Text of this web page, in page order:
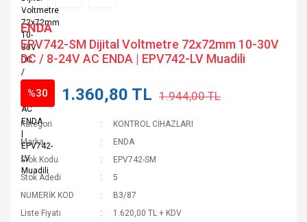
ENDA
EPV742-SM Dijital Voltmetre 72x72mm 10-30V
DC / 8-24V AC ENDA | EPV742-LV Muadili
%30 1.360,80 TL 1.944,00 TL
Kategori
KONTROL CİHAZLARI
Marka
ENDA
Stok Kodu
EPV742-SM
Stok Adedi
5
NUMERİK KOD
B3/87
Liste Fiyatı
1.620,00 TL + KDV